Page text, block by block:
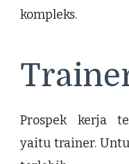
kompleks.
Prospek kerja
yaitu trainer.